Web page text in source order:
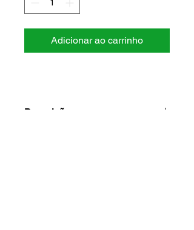
Adicionar ao carrinho
Descrição